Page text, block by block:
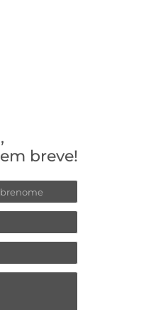
breve!